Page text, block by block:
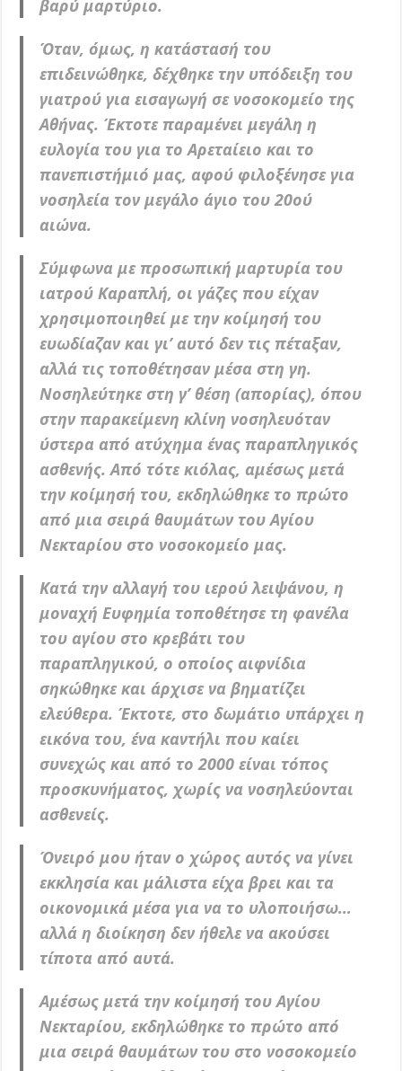
βαρύ μαρτύριο.
Όταν, όμως, η κατάστασή του
επιδεινώθηκε, δέχθηκε την υπόδειξη του
γιατρού για εισαγωγή σε νοσοκομείο της
Αθήνας. Έκτοτε παραμένει μεγάλη η
ευλογία του για το Αρεταίειο και το
πανεπιστήμιό μας, αφού φιλοξένησε για
νοσηλεία τον μεγάλο άγιο του 20ού
αιώνα.
Σύμφωνα με προσωπική μαρτυρία του
ιατρού Καραπλή, οι γάζες που είχαν
χρησιμοποιηθεί με την κοίμησή του
ευωδίαζαν και γι’ αυτό δεν τις πέταξαν,
αλλά τις τοποθέτησαν μέσα στη γη.
Νοσηλεύτηκε στη γ’ θέση (απορίας), όπου
στην παρακείμενη κλίνη νοσηλευόταν
ύστερα από ατύχημα ένας παραπληγικός
ασθενής. Από τότε κιόλας, αμέσως μετά
την κοίμησή του, εκδηλώθηκε το πρώτο
από μια σειρά θαυμάτων του Αγίου
Νεκταρίου στο νοσοκομείο μας.
Κατά την αλλαγή του ιερού λειψάνου, η
μοναχή Ευφημία τοποθέτησε τη φανέλα
του αγίου στο κρεβάτι του
παραπληγικού, ο οποίος αιφνίδια
σηκώθηκε και άρχισε να βηματίζει
ελεύθερα. Έκτοτε, στο δωμάτιο υπάρχει η
εικόνα του, ένα καντήλι που καίει
συνεχώς και από το 2000 είναι τόπος
προσκυνήματος, χωρίς να νοσηλεύονται
ασθενείς.
Όνειρό μου ήταν ο χώρος αυτός να γίνει
εκκλησία και μάλιστα είχα βρει και τα
οικονομικά μέσα για να το υλοποιήσω…
αλλά η διοίκηση δεν ήθελε να ακούσει
τίποτα από αυτά.
Αμέσως μετά την κοίμησή του Αγίου
Νεκταρίου, εκδηλώθηκε το πρώτο από
μια σειρά θαυμάτων του στο νοσοκομείο